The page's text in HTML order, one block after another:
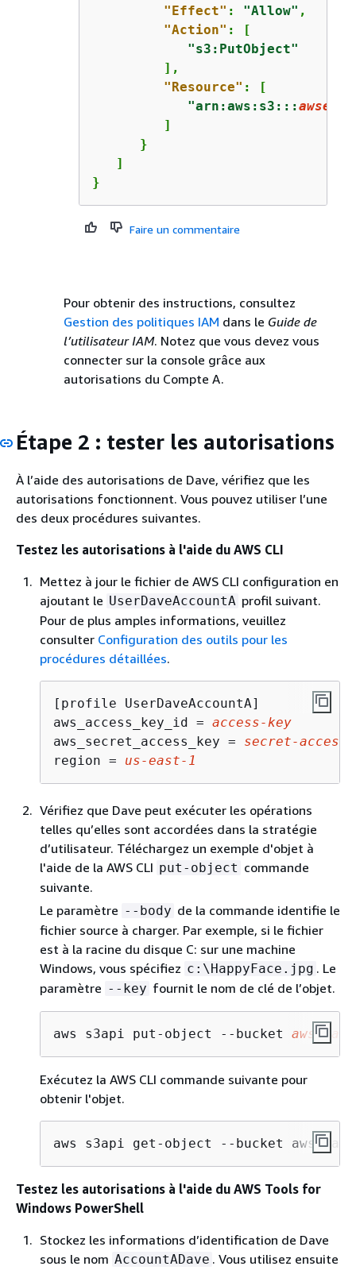
"Effect" : "Allow" ,
"Action" : [
"s3:PutObject"
         ],
"Resource" : [
"arn:aws:s3:::
         ]
      }
   ]
}
Faire un commentaire
Pour obtenir des instructions, consultez
Gestion des politiques IAM dans le Guide de
l’utilisateur IAM. Notez que vous devez vous
connecter sur la console grâce aux
autorisations du Compte A.
Étape 2 : tester les autorisations
À l’aide des autorisations de Dave, vérifiez que les
autorisations fonctionnent. Vous pouvez utiliser l’une
des deux procédures suivantes.
Testez les autorisations à l'aide du AWS CLI
Mettez à jour le fichier de AWS CLI configuration en
ajoutant le UserDaveAccountA profil suivant.
Pour de plus amples informations, veuillez
consulter Configuration des outils pour les
procédures détaillées.
[profile UserDaveAccountA]
aws_access_key_id = access-key
aws_secret_access_key = secret-access-
region = us-east-1
Vérifiez que Dave peut exécuter les opérations
telles qu’elles sont accordées dans la stratégie
d’utilisateur. Téléchargez un exemple d'objet à
l'aide de la AWS CLI put-object commande
suivante.
Le paramètre --body de la commande identifie le
fichier source à charger. Par exemple, si le fichier
est à la racine du disque C: sur une machine
Windows, vous spécifiez c:\HappyFace.jpg . Le
paramètre --key fournit le nom de clé de l’objet.
aws s3api put-object --bucket
Exécutez la AWS CLI commande suivante pour
obtenir l'objet.
aws s3api get-object --bucket
Testez les autorisations à l'aide du AWS Tools for
Windows PowerShell
Stockez les informations d’identification de Dave
sous le nom AccountADave . Vous utilisez ensuite